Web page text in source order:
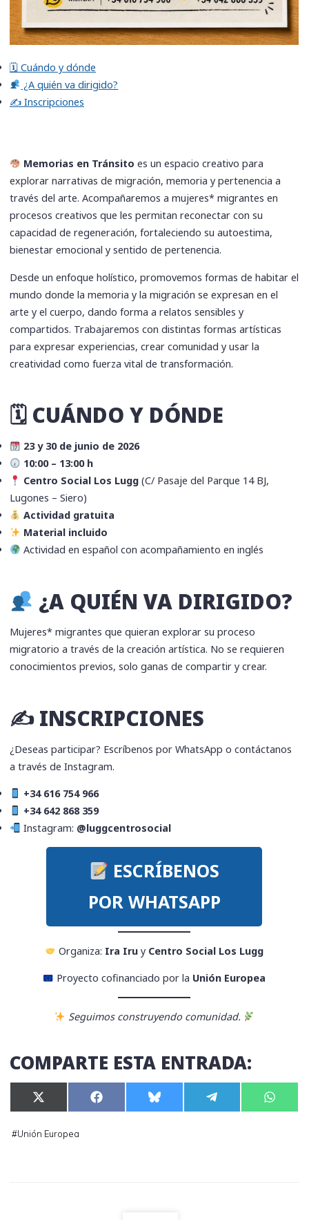
🗓 Cuándo y dónde
¿A quién va dirigido?
✍️ Inscripciones
Memorias en Tránsito es un espacio creativo para
explorar narrativas de migración, memoria y pertenencia a
través del arte. Acompañaremos a mujeres* migrantes en
procesos creativos que les permitan reconectar con su
capacidad de regeneración, fortaleciendo su autoestima,
bienestar emocional y sentido de pertenencia.
Desde un enfoque holístico, promovemos formas de habitar el
mundo donde la memoria y la migración se expresan en el
arte y el cuerpo, dando forma a relatos sensibles y
compartidos. Trabajaremos con distintas formas artísticas
para expresar experiencias, crear comunidad y usar la
creatividad como fuerza vital de transformación.
🗓 CUÁNDO Y DÓNDE
23 y 30 de junio de 2026
10:00 – 13:00 h
Centro Social Los Lugg (C/ Pasaje del Parque 14 BJ,
Lugones – Siero)
Actividad gratuita
Material incluido
Actividad en español con acompañamiento en inglés
¿A QUIÉN VA DIRIGIDO?
Mujeres* migrantes que quieran explorar su proceso
migratorio a través de la creación artística. No se requieren
conocimientos previos, solo ganas de compartir y crear.
✍️ INSCRIPCIONES
¿Deseas participar? Escríbenos por WhatsApp o contáctanos
a través de Instagram.
+34 616 754 966
+34 642 868 359
Instagram: @luggcentrosocial
ESCRÍBENOS
POR WHATSAPP
Organiza: Ira Iru y Centro Social Los Lugg
Proyecto cofinanciado por la Unión Europea
Seguimos construyendo comunidad.
COMPARTE ESTA ENTRADA:
Compartir
en
X
(
w
i
Compartir
en
F
a
Compartir
en
B
l
Compartir
en
e en
h
#Unión Europea